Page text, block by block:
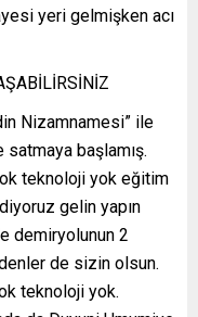
yeri gelmişken acı
Nizamnamesi” ile
başlamış.
teknoloji yok eğitim
gelin yapın
demiryolunun 2
de sizin olsun.
teknoloji yok.